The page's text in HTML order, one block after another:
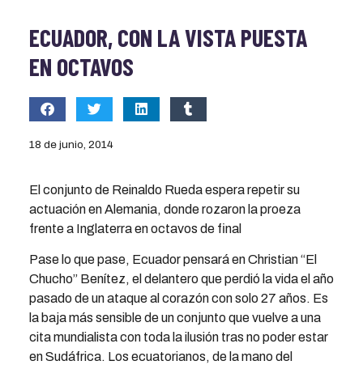
ECUADOR, CON LA VISTA PUESTA
EN OCTAVOS
18 de junio, 2014
El conjunto de Reinaldo Rueda espera repetir su
actuación en Alemania, donde rozaron la proeza
frente a Inglaterra en octavos de final
Pase lo que pase, Ecuador pensará en Christian “El
Chucho” Benítez, el delantero que perdió la vida el año
pasado de un ataque al corazón con solo 27 años. Es
la baja más sensible de un conjunto que vuelve a una
cita mundialista con toda la ilusión tras no poder estar
en Sudáfrica. Los ecuatorianos, de la mano del